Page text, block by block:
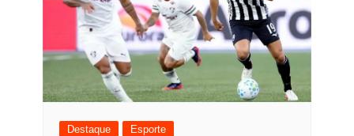
Destaque Esporte